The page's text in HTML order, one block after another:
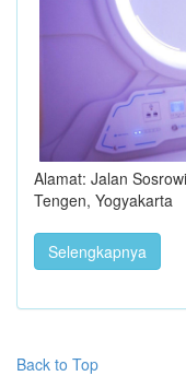
Alamat: Jalan
Tengen, Yogyakarta
Selengkapnya
Back to Top